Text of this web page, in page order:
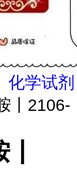
化学试剂
丨2106-